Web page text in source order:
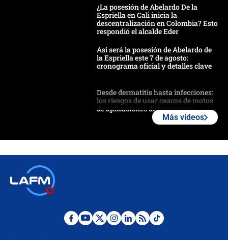
¿La posesión de Abelardo De la
Espriella en Cali inicia la
descentralización en Colombia? Esto
respondió el alcalde Eder
Así será la posesión de Abelardo de
la Espriella este 7 de agosto:
cronograma oficial y detalles clave
Desde dermatitis hasta infecciones:
los riesgos de usar cascos de motos
de aplicaciones de transporte
Posesión de Abelardo De La Espriella
Más videos